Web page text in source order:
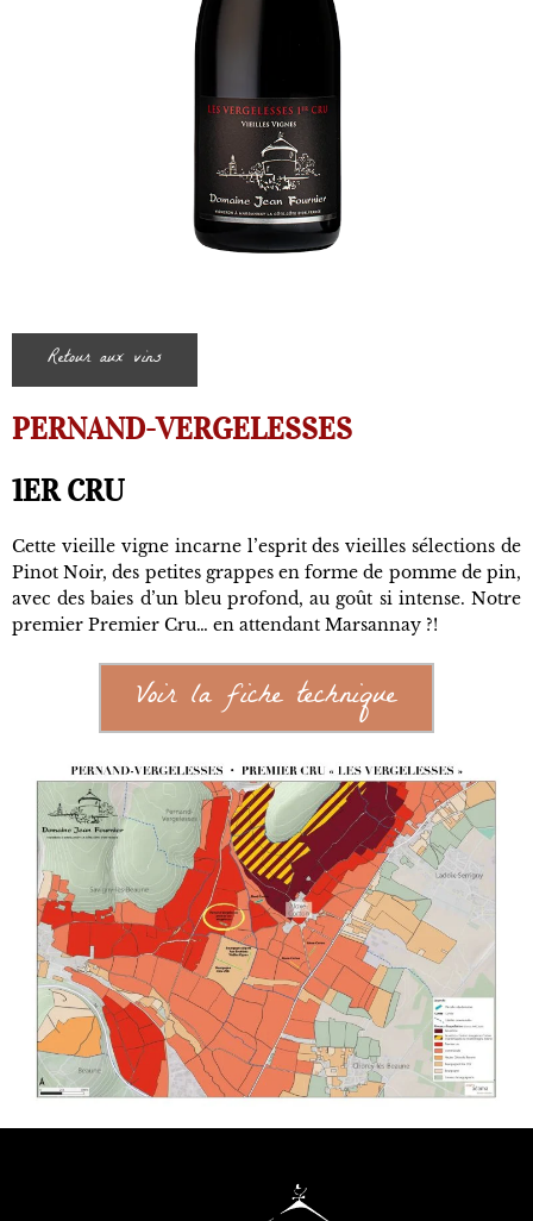
Retour aux vins
PERNAND-VERGELESSES
1ER CRU
Cette vieille vigne incarne l’esprit des vieilles sélections de
Pinot Noir, des petites grappes en forme de pomme de pin,
avec des baies d’un bleu profond, au goût si intense. Notre
premier Premier Cru… en attendant Marsannay ?!
Voir la fiche technique